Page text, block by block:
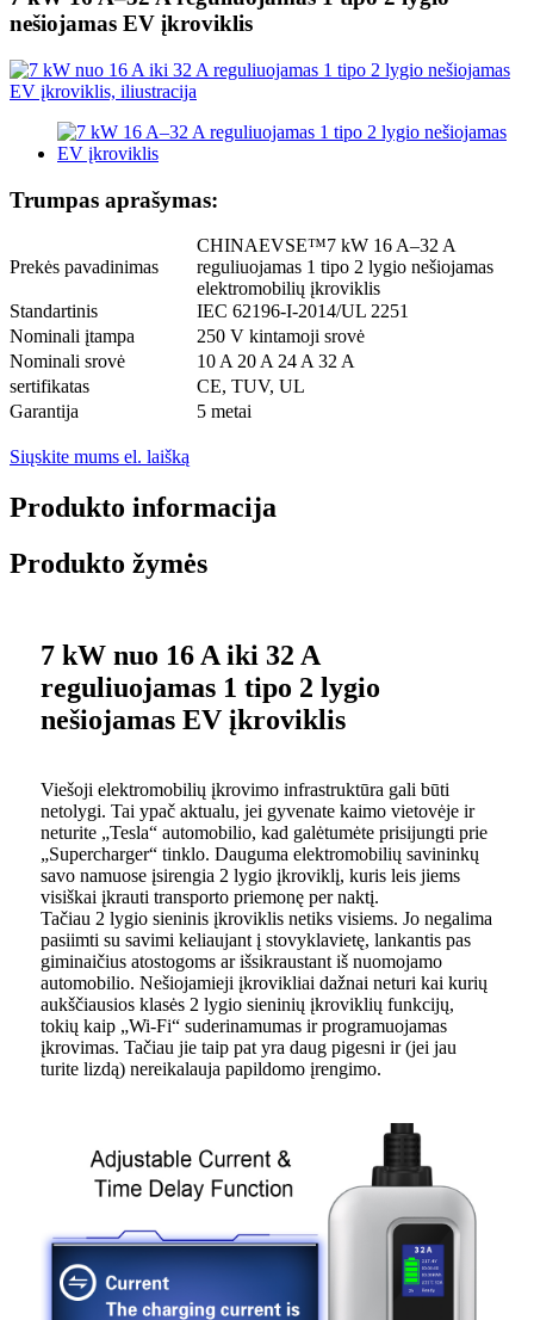
nešiojamas EV įkroviklis
Trumpas aprašymas:
Prekės pavadinimas
CHINAEVSE™️7 kW 16 A–32 A
reguliuojamas 1 tipo 2 lygio nešiojamas
elektromobilių įkroviklis
Standartinis
IEC 62196-I-2014/UL 2251
Nominali įtampa
250 V kintamoji srovė
Nominali srovė
10 A 20 A 24 A 32 A
sertifikatas
CE, TUV, UL
Garantija
5 metai
Siųskite mums el. laišką
Produkto informacija
Produkto žymės
7 kW nuo 16 A iki 32 A
reguliuojamas 1 tipo 2 lygio
nešiojamas EV įkroviklis
Viešoji elektromobilių įkrovimo infrastruktūra gali būti
netolygi. Tai ypač aktualu, jei gyvenate kaimo vietovėje ir
neturite „Tesla“ automobilio, kad galėtumėte prisijungti prie
„Supercharger“ tinklo. Dauguma elektromobilių savininkų
savo namuose įsirengia 2 lygio įkroviklį, kuris leis jiems
visiškai įkrauti transporto priemonę per naktį.
Tačiau 2 lygio sieninis įkroviklis netiks visiems. Jo negalima
pasiimti su savimi keliaujant į stovyklavietę, lankantis pas
giminaičius atostogoms ar išsikraustant iš nuomojamo
automobilio. Nešiojamieji įkrovikliai dažnai neturi kai kurių
aukščiausios klasės 2 lygio sieninių įkroviklių funkcijų,
tokių kaip „Wi-Fi“ suderinamumas ir programuojamas
įkrovimas. Tačiau jie taip pat yra daug pigesni ir (jei jau
turite lizdą) nereikalauja papildomo įrengimo.